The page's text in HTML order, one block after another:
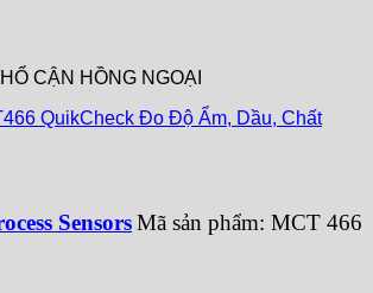
CẬN HỒNG NGOẠI
QuikCheck Đo Độ Ẩm, Dầu, Chất
SensorsMã sản phẩm: MCT 466